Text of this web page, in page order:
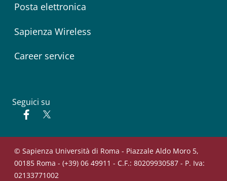
Posta elettronica
Sapienza Wireless
Career service
Seguici su
Facebook
© Sapienza Università di Roma - Piazzale Aldo Moro 5,
00185 Roma - (+39) 06 49911 - C.F.: 80209930587 - P. Iva:
02133771002